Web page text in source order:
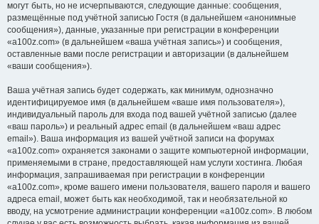
могут быть, но не исчерпываются, следующие данные: сообщения,
размещённые под учётной записью Гостя (в дальнейшем «анонимные
сообщения»), данные, указанные при регистрации в конференции
«a100z.com» (в дальнейшем «ваша учётная запись») и сообщения,
оставленные вами после регистрации и авторизации (в дальнейшем
«ваши сообщения»).
Ваша учётная запись будет содержать, как минимум, однозначно
идентифицируемое имя (в дальнейшем «ваше имя пользователя»),
индивидуальный пароль для входа под вашей учётной записью (далее
«ваш пароль») и реальный адрес email (в дальнейшем «ваш адрес
email»). Ваша информация из вашей учётной записи на форумах
«a100z.com» охраняется законами о защите компьютерной информации,
применяемыми в стране, предоставляющей нам услуги хостинга. Любая
информация, запрашиваемая при регистрации в конференции
«a100z.com», кроме вашего имени пользователя, вашего пароля и вашего
адреса email, может быть как необходимой, так и необязательной ко
вводу, на усмотрение администрации конференции «a100z.com». В любом